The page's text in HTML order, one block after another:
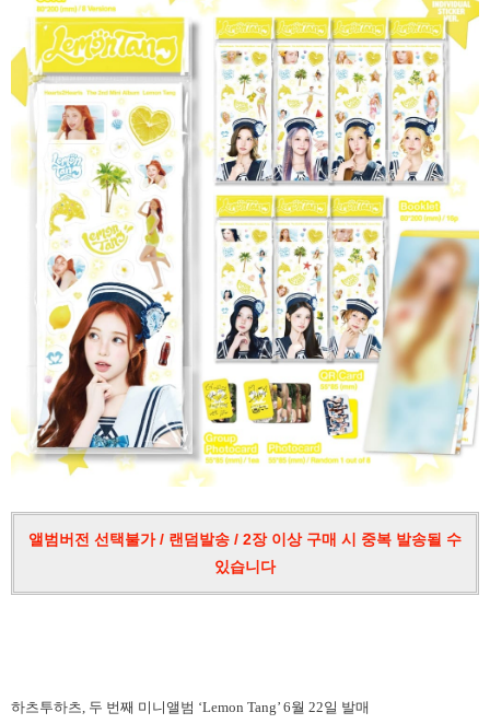
앨범버전 선택불가 / 랜덤발송 / 2장 이상 구매 시 중복 발송될 수
있습니다
하츠투하츠, 두 번째 미니앨범 ‘Lemon Tang’ 6월 22일 발매